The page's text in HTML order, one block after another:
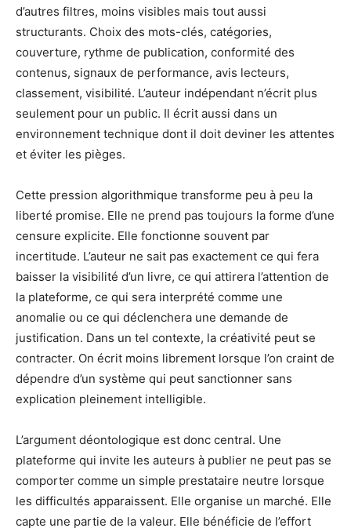
d’autres filtres, moins visibles mais tout aussi
structurants. Choix des mots-clés, catégories,
couverture, rythme de publication, conformité des
contenus, signaux de performance, avis lecteurs,
classement, visibilité. L’auteur indépendant n’écrit plus
seulement pour un public. Il écrit aussi dans un
environnement technique dont il doit deviner les attentes
et éviter les pièges.
Cette pression algorithmique transforme peu à peu la
liberté promise. Elle ne prend pas toujours la forme d’une
censure explicite. Elle fonctionne souvent par
incertitude. L’auteur ne sait pas exactement ce qui fera
baisser la visibilité d’un livre, ce qui attirera l’attention de
la plateforme, ce qui sera interprété comme une
anomalie ou ce qui déclenchera une demande de
justification. Dans un tel contexte, la créativité peut se
contracter. On écrit moins librement lorsque l’on craint de
dépendre d’un système qui peut sanctionner sans
explication pleinement intelligible.
L’argument déontologique est donc central. Une
plateforme qui invite les auteurs à publier ne peut pas se
comporter comme un simple prestataire neutre lorsque
les difficultés apparaissent. Elle organise un marché. Elle
capte une partie de la valeur. Elle bénéficie de l’effort